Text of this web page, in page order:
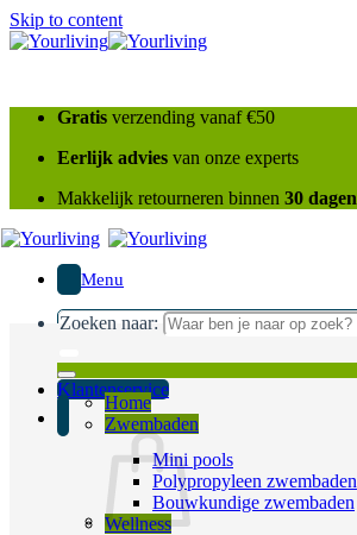
Skip to content
Gratis verzending vanaf €50
Eerlijk advies van onze experts
Makkelijk retourneren binnen 30 dagen
Menu
Zoeken naar:
Klantenservice
Home
Zwembaden
Mini pools
Polypropyleen zwembaden
Bouwkundige zwembaden
Wellness